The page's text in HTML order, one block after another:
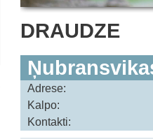
DRAUDZE
Adrese:
Kalpo:
Kontakti: